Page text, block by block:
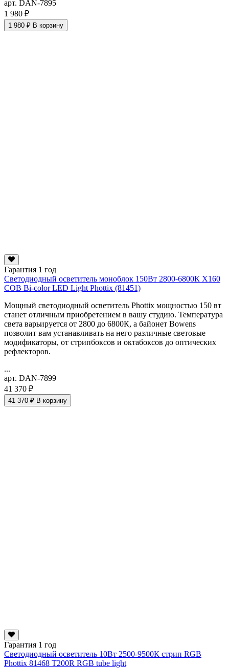
арт. DAN-7895
1 980 ₽
1 980 ₽ В корзину
Гарантия 1 год
Светодиодный осветитель моноблок 150Вт 2800-6800К X160
COB Bi-color LED Light Phottix (81451)
Мощный светодиодный осветитель Phottix мощностью 150 вт
станет отличным приобретением в вашу студию. Температура
света варьируется от 2800 до 6800К, а байонет Bowens
позволит вам устанавливать на него различные световые
модификаторы, от стрипбоксов и октабоксов до оптических
рефлекторов.
...
арт. DAN-7899
41 370 ₽
41 370 ₽ В корзину
Гарантия 1 год
Светодиодный осветитель 10Вт 2500-9500К стрип RGB
Phottix 81468 T200R RGB tube light